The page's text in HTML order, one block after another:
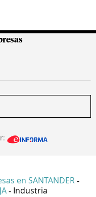
en SANTANDER -
- Industria